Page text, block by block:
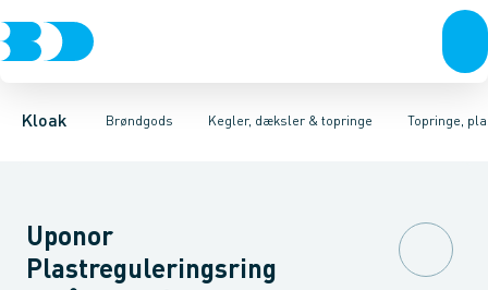
Kloak Brøndgods
Rør & fittingsBrønde BrøndgodsLinjeafvandingTanke,
Kegler, dæksler & topringe
Kegler, dæksler & topringeKarme & dæksler Topringe,
Kegler & dæksler, beton Topringe, betonKegler & dæksler,
Uponor
Plastreguleringsring